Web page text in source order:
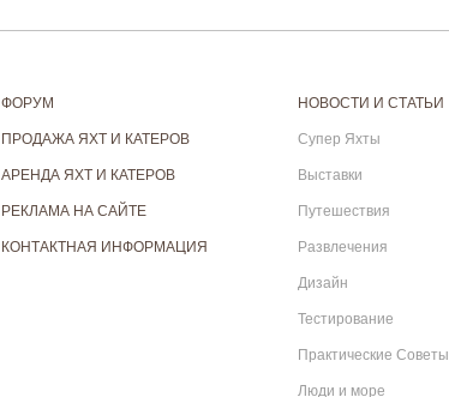
ФОРУМ
ПРОДАЖА ЯХТ И КАТЕРОВ
АРЕНДА ЯХТ И КАТЕРОВ
РЕКЛАМА НА САЙТЕ
КОНТАКТНАЯ ИНФОРМАЦИЯ
НОВОСТИ И СТАТЬИ
Супер Яхты
Выставки
Путешествия
Развлечения
Дизайн
Тестирование
Практические Советы
Люди и море